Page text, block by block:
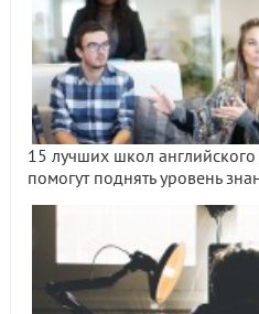
15 лучших школ
помогут поднять уровень